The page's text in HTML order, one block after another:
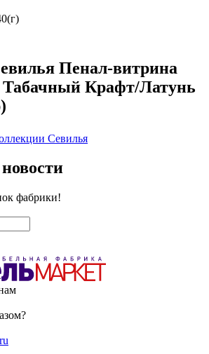
Пенал-витрина
Крафт/Латунь
Севилья
фабрики!